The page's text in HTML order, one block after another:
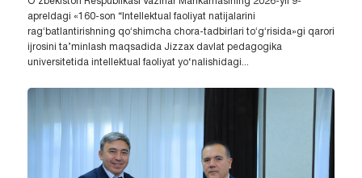
apreldagi «160-son “Intellektual faoliyat natijalarini
ragʻbatlantirishning qoʻshimcha chora-tadbirlari toʻgʻrisida»gi qarori
ijrosini ta’minlash maqsadida Jizzax davlat pedagogika
universitetida intellektual faoliyat yo‘nalishidagi...